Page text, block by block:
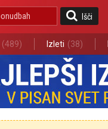
Išči
(489) Izleti (38)